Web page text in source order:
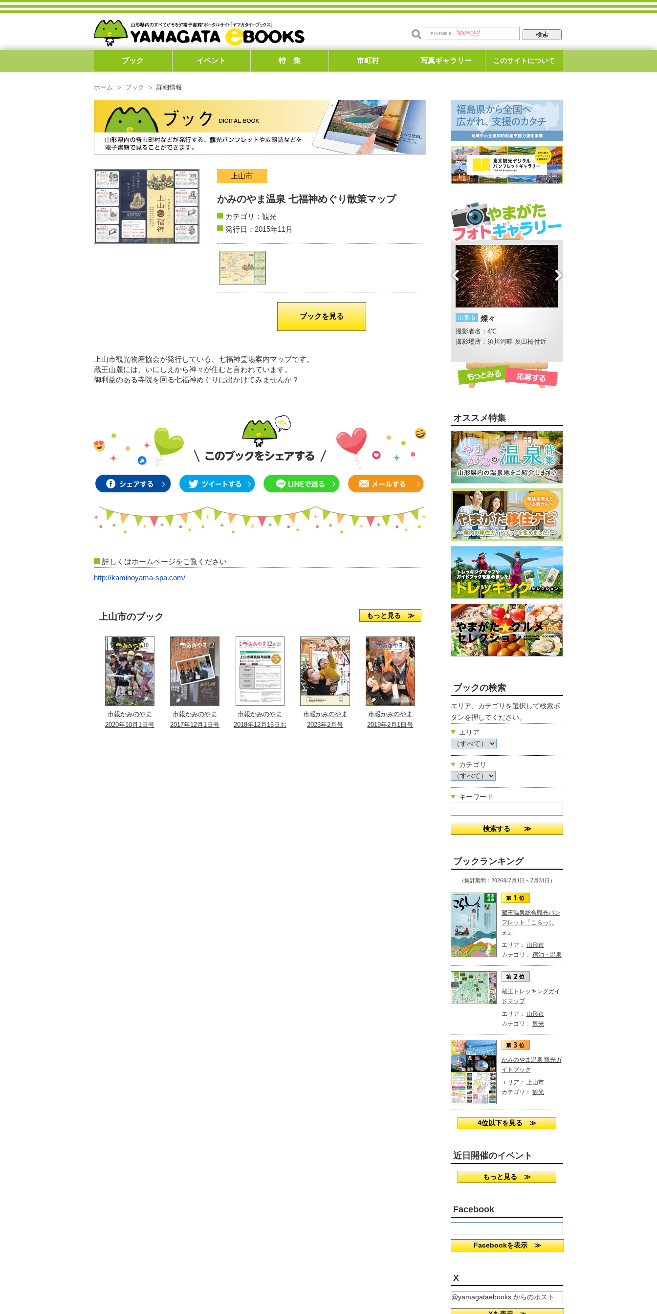
ブック イベント 特 集 市町村 写真ギャラリー このサイトについて
ホーム ブック 詳細情報
上山市
かみのやま温泉 七福神めぐり散策マップ
カテゴリ： 観光
発行日：2015年11月
ブックを見る
上山市観光物産協会が発行している、七福神霊場案内マップです。
蔵王山麓には、いにしえから神々が住むと言われています。
御利益のある寺院を回る七福神めぐりに出かけてみませんか？
詳しくはホームページをご覧ください
http://kaminoyama-spa.com/
上山市のブック もっと見る ≫
市報かみのやま
2020年10月1日号
市報かみのやま
2017年12月1日号
市報かみのやま
2018年12月15日お
市報かみのやま
2023年2月号
市報かみのやま
2019年2月1日号
送り火
撮影者名：WGt
川西町
撮影者名：RINGOU
山形市 燦々
撮影者名：4℃
撮影場所：須川河畔 反田橋付近
オススメ特集
ブックの検索
エリア、カテゴリを選択して検索ボ
タンを押してください。
エリア
カテゴリ
キーワード
ブックランキング
（集計期間：2026年7月1日～7月31日）
蔵王温泉総合観光パン
フレット「こらっし
ぇ」
エリア：
山形市
カテゴリ： 宿泊・温泉
蔵王トレッキングガイ
ドマップ
エリア：
山形市
カテゴリ： 観光
かみのやま温泉 観光ガ
イドブック
エリア： 上山市
カテゴリ： 観光
4位以下を見る ≫
近日開催のイベント
もっと見る ≫
Facebook
Facebookを表示 ≫
X
@yamagataebooks からのポスト